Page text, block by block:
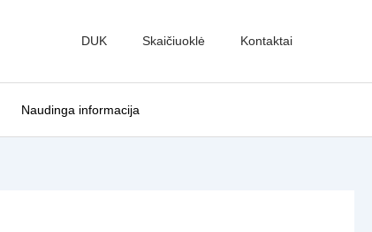
DUK Skaičiuoklė Kontaktai
Naudinga informacija